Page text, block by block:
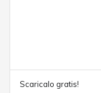
Scaricalo gratis!